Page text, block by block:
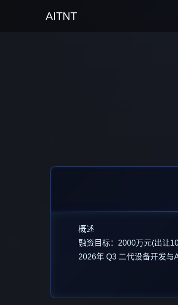
AITNT
概述
融资目标：2000万元(出让
2026年 Q3 二代设备开发与